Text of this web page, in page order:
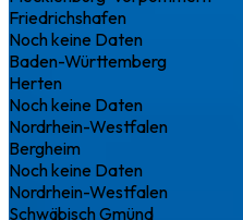
Friedrichshafen
Noch keine Daten
Baden-Württemberg
Herten
Noch keine Daten
Nordrhein-Westfalen
Bergheim
Noch keine Daten
Nordrhein-Westfalen
Schwäbisch Gmünd